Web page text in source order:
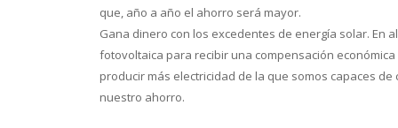
que, año a año el ahorro será mayor.
Gana dinero con los excedentes de energía solar. En
fotovoltaica para recibir una compensación
producir más electricidad de la que somos capaces
nuestro ahorro.